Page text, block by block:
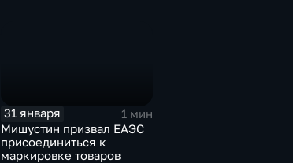
31 января
1 мин
Мишустин призвал ЕАЭС
присоединиться к
маркировке товаров